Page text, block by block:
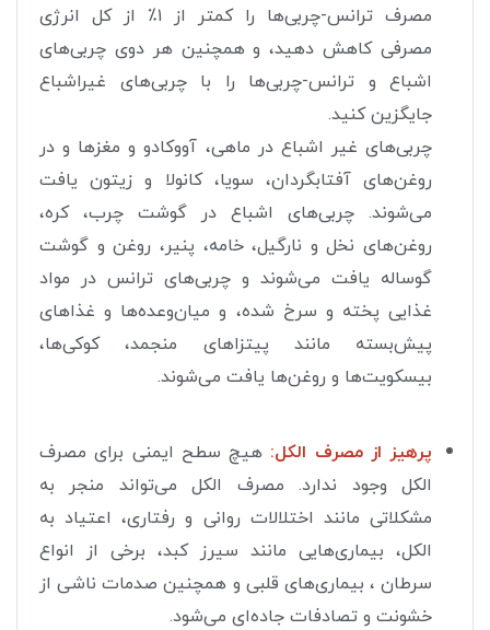
مصرف ترانس-چربی‌ها را کمتر از ۱٪ از کل انرژی
مصرفی کاهش دهید، و همچنین هر دوی چربی‌های
اشباع و ترانس-چربی‌ها را با چربی‌های غیراشباع
جایگزین کنید.
چربی‌های غیر اشباع در ماهی، آووکادو و مغزها و در
روغن‌های آفتابگردان، سویا، کانولا و زیتون یافت
می‌شوند. چربی‌های اشباع در گوشت چرب، کره،
روغن‌های نخل و نارگیل، خامه، پنیر، روغن و گوشت
گوساله یافت می‌شوند و چربی‌های ترانس در مواد
غذایی پخته و سرخ شده، و میان‌وعده‌ها و غذاهای
پیش‌بسته مانند پیتزاهای منجمد، کوکی‌ها،
بیسکویت‌ها و روغن‌ها یافت می‌شوند.
پرهیز از مصرف الکل: هیچ سطح ایمنی برای مصرف
الکل وجود ندارد. مصرف الکل می‌تواند منجر به
مشکلاتی مانند اختلالات روانی و رفتاری، اعتیاد به
الکل، بیماری‌هایی مانند سیرز کبد، برخی از انواع
سرطان ، بیماری‌های قلبی و همچنین صدمات ناشی از
خشونت و تصادفات جاده‌ای می‌شود.